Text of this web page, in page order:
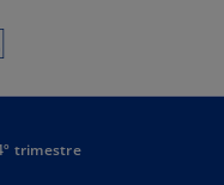
trimestre